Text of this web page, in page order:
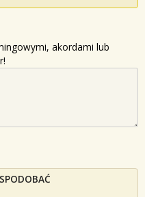
akordami lub